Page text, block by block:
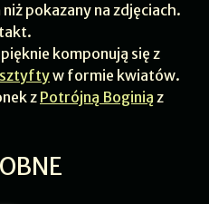
pokazany na zdjęciach.
komponują się z
sztyftyw formie kwiatów.
z Potrójną Boginią z